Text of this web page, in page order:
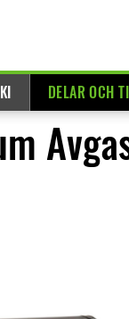
DELAR OCH